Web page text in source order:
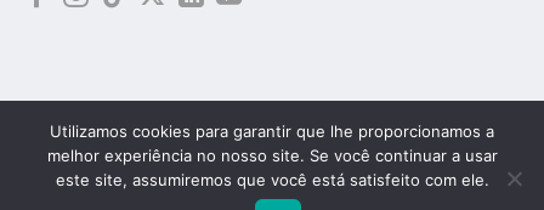
Copyright 2026 © Codelapa | 2024 Confederação Brasileira de
Utilizamos cookies para garantir que lhe proporcionamos a
melhor experiência no nosso site. Se você continuar a usar
este site, assumiremos que você está satisfeito com ele.